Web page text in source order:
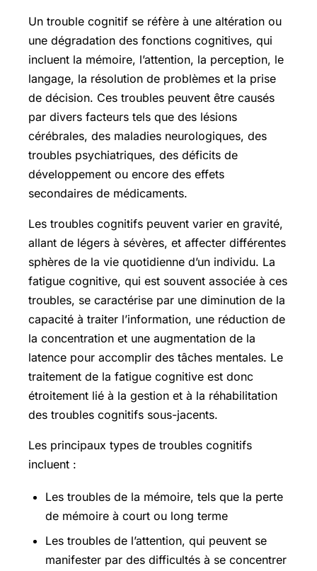
Un trouble cognitif se réfère à une altération ou
une dégradation des fonctions cognitives, qui
incluent la mémoire, l’attention, la perception, le
langage, la résolution de problèmes et la prise
de décision. Ces troubles peuvent être causés
par divers facteurs tels que des lésions
cérébrales, des maladies neurologiques, des
troubles psychiatriques, des déficits de
développement ou encore des effets
secondaires de médicaments.
Les troubles cognitifs peuvent varier en gravité,
allant de légers à sévères, et affecter différentes
sphères de la vie quotidienne d’un individu. La
fatigue cognitive, qui est souvent associée à ces
troubles, se caractérise par une diminution de la
capacité à traiter l’information, une réduction de
la concentration et une augmentation de la
latence pour accomplir des tâches mentales. Le
traitement de la fatigue cognitive est donc
étroitement lié à la gestion et à la réhabilitation
des troubles cognitifs sous-jacents.
Les principaux types de troubles cognitifs
incluent :
Les troubles de la mémoire, tels que la perte
de mémoire à court ou long terme
Les troubles de l’attention, qui peuvent se
manifester par des difficultés à se concentrer